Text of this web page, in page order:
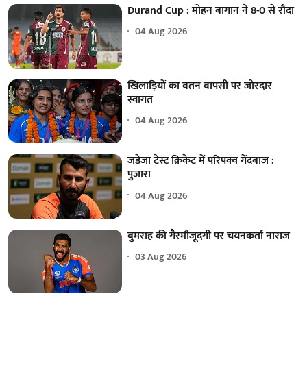
Durand Cup : मोहन बागान ने 8-0 से रौंदा
04 Aug 2026
खिलाड़ियों का वतन वापसी पर जोरदार
स्वागत
04 Aug 2026
जडेजा टेस्ट क्रिकेट में परिपक्व गेंदबाज :
पुजारा
04 Aug 2026
बुमराह की गैरमौजूदगी पर चयनकर्ता नाराज
03 Aug 2026